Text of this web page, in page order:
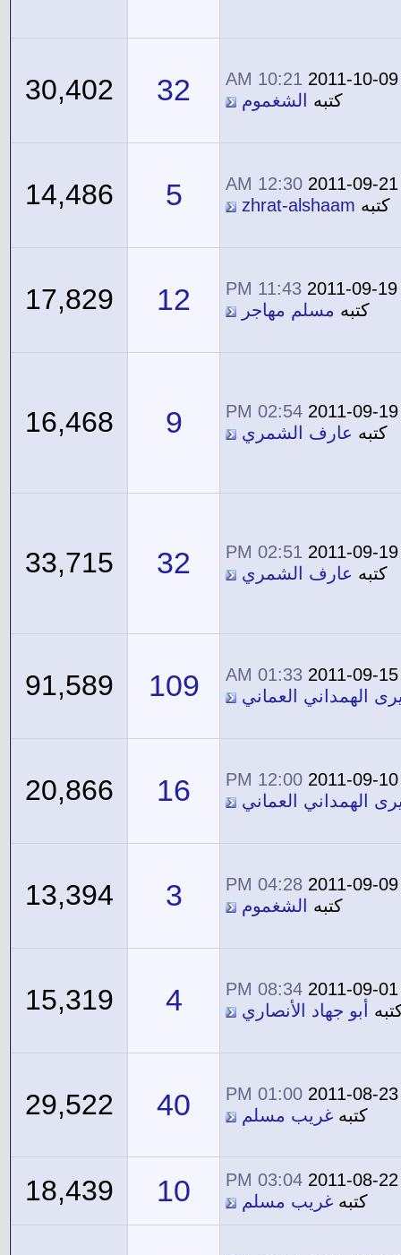
2011-10-09
10:21 AM
كتبه
الشغموم 32
30,402
2011-09-21
12:30 AM
كتبه zhrat-alshaam
5
14,486
2011-09-19
11:43 PM
كتبه مسلم مهاجر 12
17,829
2011-09-19
02:54 PM
كتبه عارف الشمري 9
16,468
2011-09-19
02:51 PM
كتبه عارف الشمري 32
33,715
2011-09-15
01:33 AM
الهمداني العماني
109
91,589
2011-09-10
12:00 PM
الهمداني العماني
16
20,866
2011-09-09
04:28 PM
كتبه
الشغموم 3
13,394
2011-09-01
08:34 PM
أبو جهاد الأنصاري 4
15,319
2011-08-23
01:00 PM
كتبه غريب مسلم 40
29,522
2011-08-22
03:04 PM
كتبه غريب مسلم 10
18,439